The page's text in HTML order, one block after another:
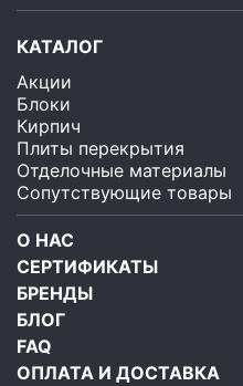
КАТАЛОГ
Акции
Блоки
Кирпич
Плиты перекрытия
Отделочные материалы
Сопутствующие товары
О НАС
СЕРТИФИКАТЫ
БРЕНДЫ
БЛОГ
FAQ
ОПЛАТА И ДОСТАВКА